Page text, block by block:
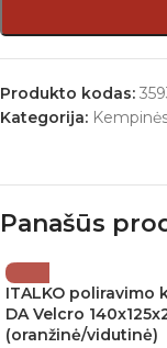
Produkto kodas:
Kategorija:
Panašūs
ITALKO poliravimo
DA Velcro
(oranžinė/vidutinė)